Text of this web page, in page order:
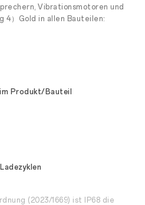
Vibrationsmotoren und
4）Gold in allen Bauteilen:
Produkt/Bauteil
(2023/1669) ist IP68 die